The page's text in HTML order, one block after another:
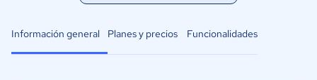
Información general Planes y precios Funcionalidades